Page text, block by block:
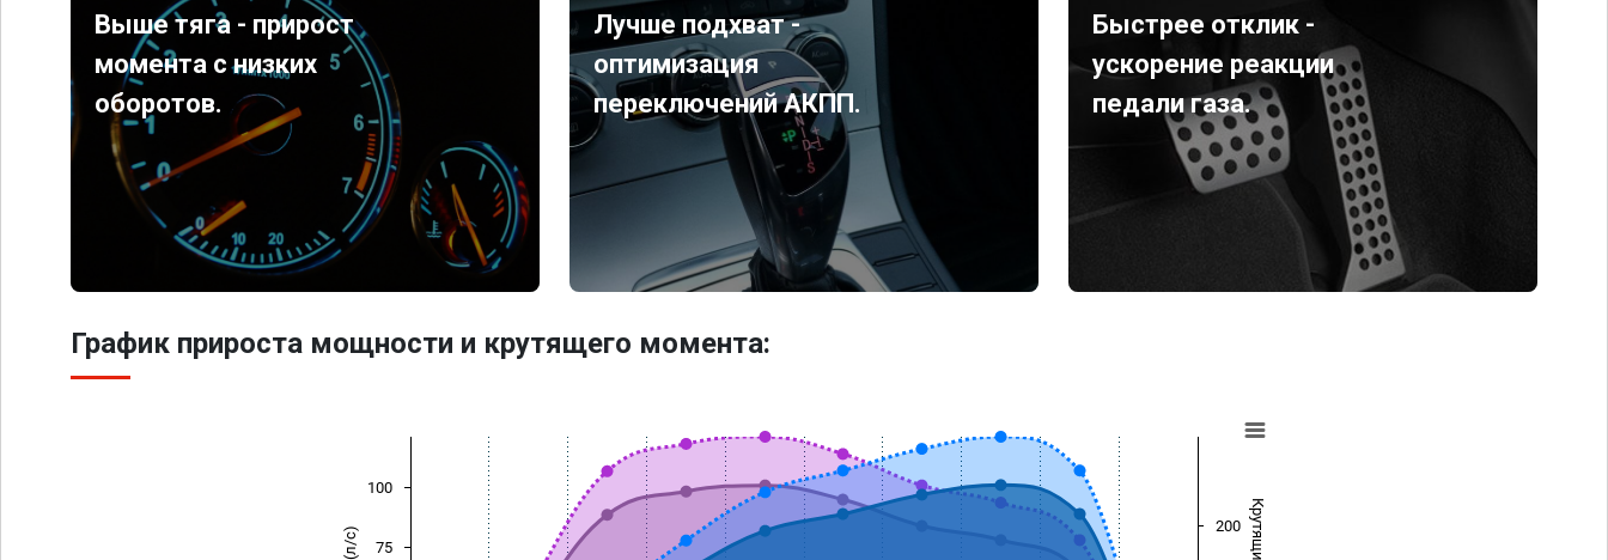
Выше тяга - прирост
момента с низких
оборотов.
Лучше подхват -
оптимизация
переключений АКПП.
Быстрее отклик -
ускорение реакции
педали газа.
График прироста мощности и крутящего момента:
75
100
200